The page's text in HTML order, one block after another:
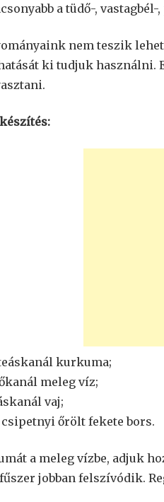
a tüdő-,
nem teszik
ki tudjuk használni.
kurkuma;
meleg víz;
vaj;
csipetnyi őrölt fekete bors.
a meleg vízbe, adjuk
jobban felszívódik.